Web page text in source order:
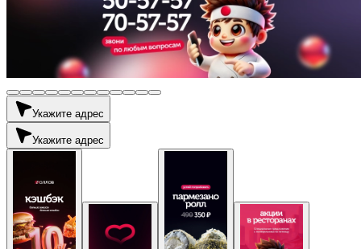
Укажите адрес
Укажите адрес